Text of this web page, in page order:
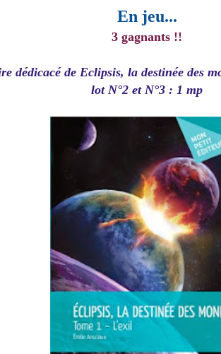
En jeu...
3 gagnants !!
dédicacé de Eclipsis, la destinée des
lot N°2 et N°3 : 1 mp